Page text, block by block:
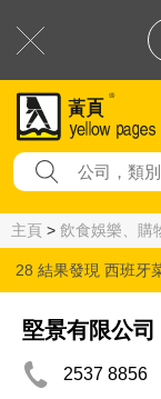
主頁 > 飲食娛樂、購
28 結果發現 西班牙
堅景有限公司
2537 8856